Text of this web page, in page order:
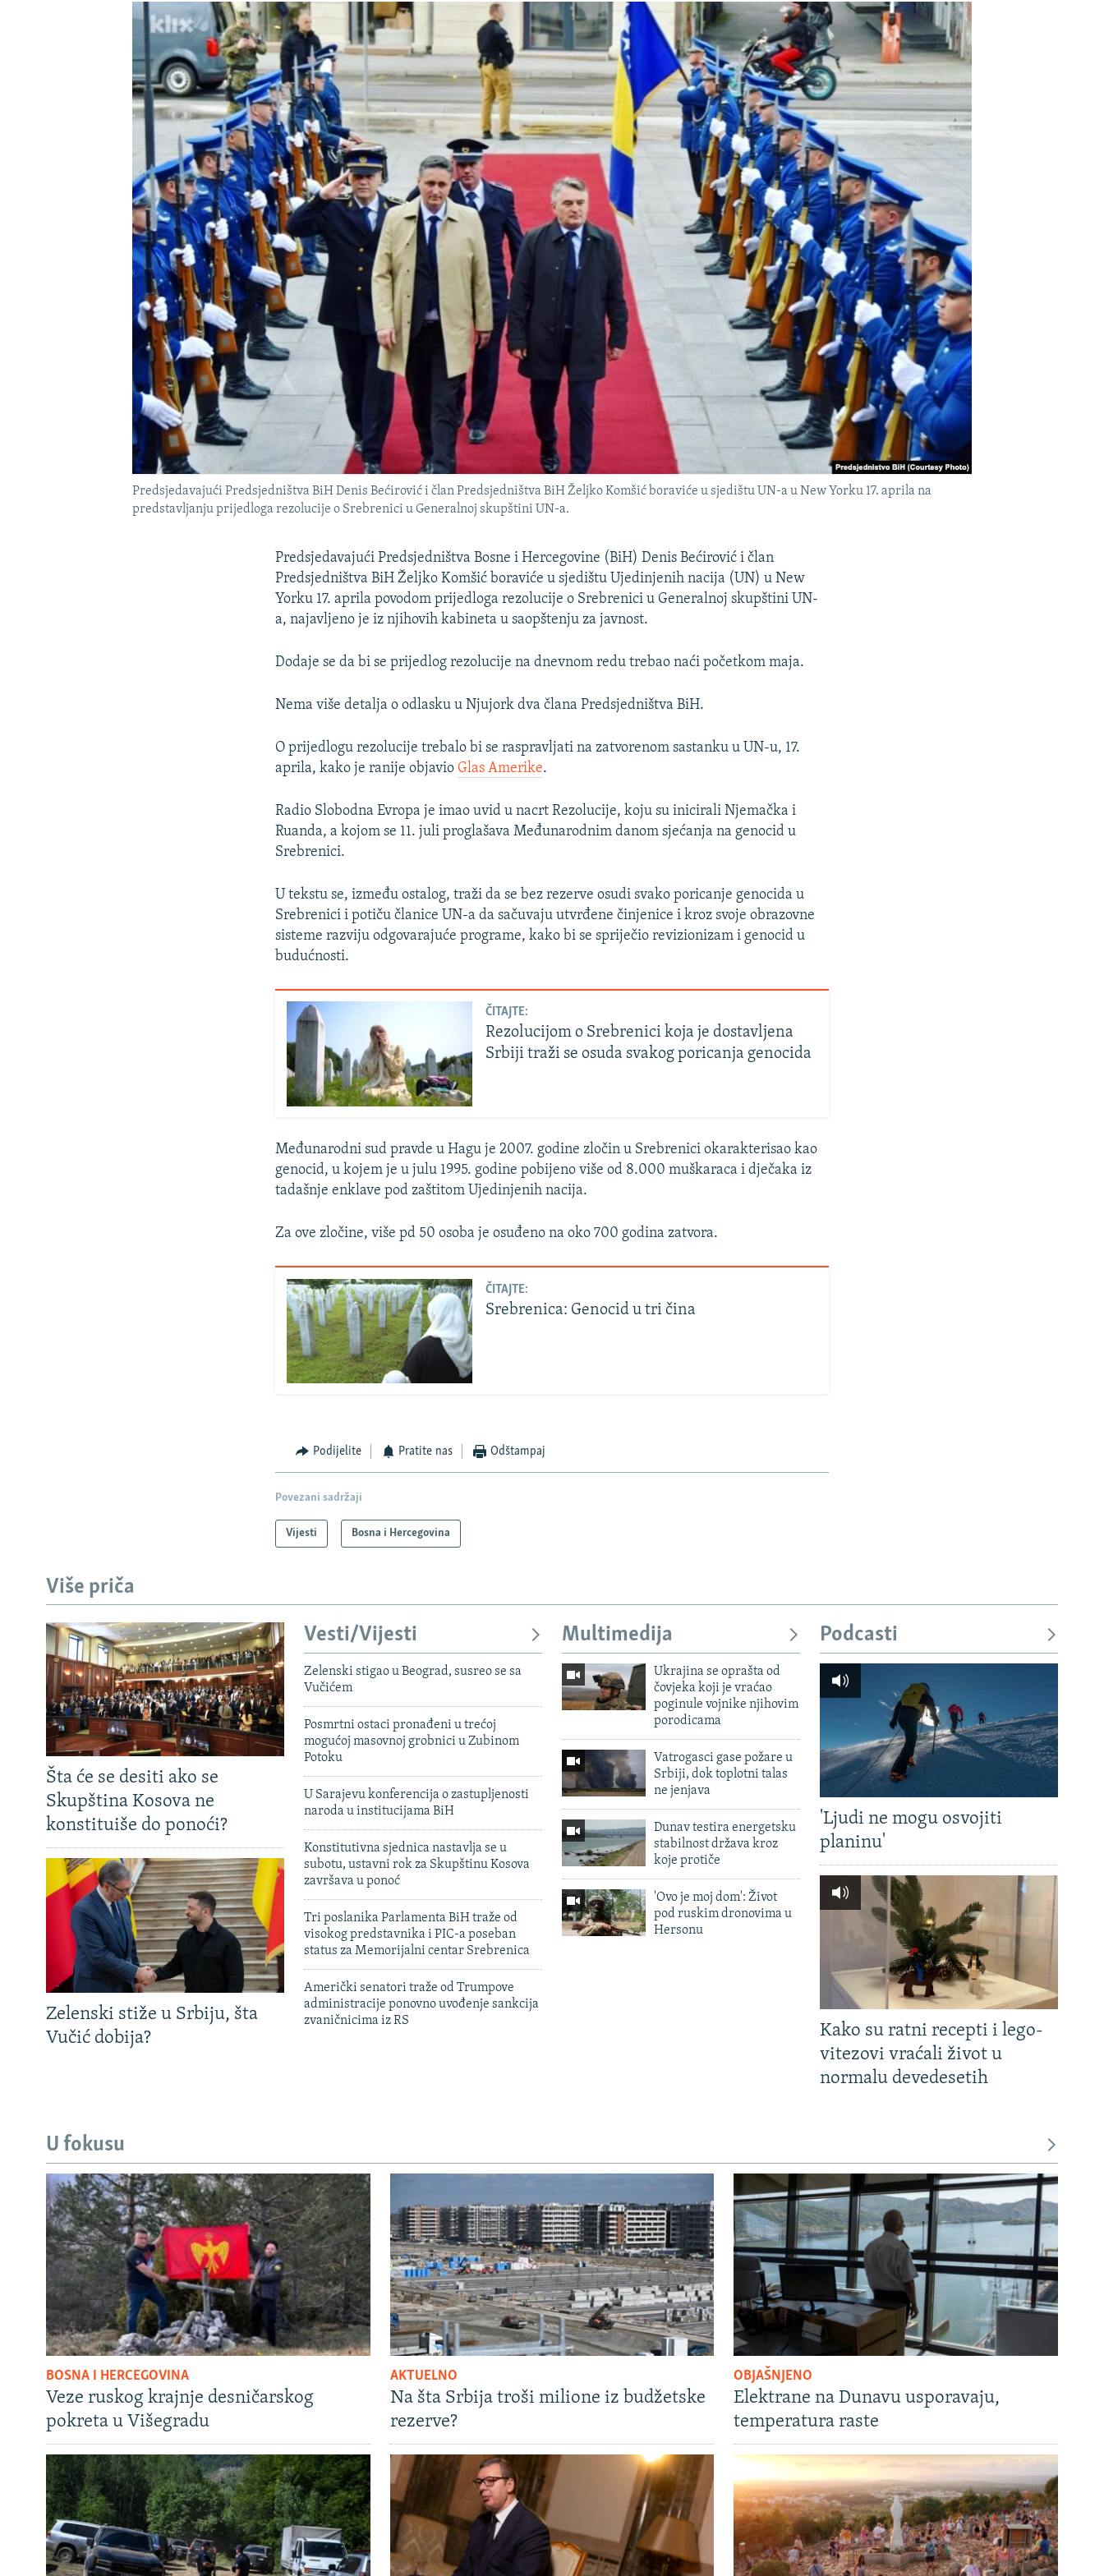
GENOCID U SREBRENICI
POPLAVE I KLIZIŠTA U BIH 2024.
TRI DECENIJE OD RATA U BIH
NASTANAK I RASPAD JUGOSLAVIJE
Predsjedavajući Predsjedništva BiH Denis Bećirović i član Predsjedništva BiH Željko Komšić boraviće u sjedištu UN-a u New Yorku 17. aprila na
predstavljanju prijedloga rezolucije o Srebrenici u Generalnoj skupštini UN-a.
Predsjedavajući Predsjedništva Bosne i Hercegovine (BiH) Denis Bećirović i član
Predsjedništva BiH Željko Komšić boraviće u sjedištu Ujedinjenih nacija (UN) u New
Yorku 17. aprila povodom prijedloga rezolucije o Srebrenici u Generalnoj skupštini UN-
a, najavljeno je iz njihovih kabineta u saopštenju za javnost.
Dodaje se da bi se prijedlog rezolucije na dnevnom redu trebao naći početkom maja.
Nema više detalja o odlasku u Njujork dva člana Predsjedništva BiH.
O prijedlogu rezolucije trebalo bi se raspravljati na zatvorenom sastanku u UN-u, 17.
aprila, kako je ranije objavio Glas Amerike.
Radio Slobodna Evropa je imao uvid u nacrt Rezolucije, koju su inicirali Njemačka i
Ruanda, a kojom se 11. juli proglašava Međunarodnim danom sjećanja na genocid u
Srebrenici.
U tekstu se, između ostalog, traži da se bez rezerve osudi svako poricanje genocida u
Srebrenici i potiču članice UN-a da sačuvaju utvrđene činjenice i kroz svoje obrazovne
sisteme razviju odgovarajuće programe, kako bi se spriječio revizionizam i genocid u
budućnosti.
ČITAJTE:
Rezolucijom o Srebrenici koja je dostavljena
Srbiji traži se osuda svakog poricanja genocida
Međunarodni sud pravde u Hagu je 2007. godine zločin u Srebrenici okarakterisao kao
genocid, u kojem je u julu 1995. godine pobijeno više od 8.000 muškaraca i dječaka iz
tadašnje enklave pod zaštitom Ujedinjenih nacija.
Za ove zločine, više pd 50 osoba je osuđeno na oko 700 godina zatvora.
ČITAJTE:
Srebrenica: Genocid u tri čina
Podijelite Pratite nas Odštampaj
Povezani sadržaji
Vijesti Bosna i Hercegovina
Više priča
Šta će se desiti ako se
Skupština Kosova ne
konstituiše do ponoći?
Zelenski stiže u Srbiju, šta
Vučić dobija?
Vesti/Vijesti
Zelenski stigao u Beograd, susreo se sa
Vučićem
Posmrtni ostaci pronađeni u trećoj
mogućoj masovnoj grobnici u Zubinom
Potoku
U Sarajevu konferencija o zastupljenosti
naroda u institucijama BiH
Konstitutivna sjednica nastavlja se u
subotu, ustavni rok za Skupštinu Kosova
završava u ponoć
Tri poslanika Parlamenta BiH traže od
visokog predstavnika i PIC-a poseban
status za Memorijalni centar Srebrenica
Američki senatori traže od Trumpove
administracije ponovno uvođenje sankcija
zvaničnicima iz RS
Multimedija
Ukrajina se oprašta od
čovjeka koji je vraćao
poginule vojnike njihovim
porodicama
Vatrogasci gase požare u
Srbiji, dok toplotni talas
ne jenjava
Dunav testira energetsku
stabilnost država kroz
koje protiče
'Ovo je moj dom': Život
pod ruskim dronovima u
Hersonu
Podcasti
'Ljudi ne mogu osvojiti
planinu'
Kako su ratni recepti i lego-
vitezovi vraćali život u
normalu devedesetih
U fokusu
BOSNA I HERCEGOVINA
Veze ruskog krajnje desničarskog
pokreta u Višegradu
AKTUELNO
Na šta Srbija troši milione iz budžetske
rezerve?
OBJAŠNJENO
Elektrane na Dunavu usporavaju,
temperatura raste